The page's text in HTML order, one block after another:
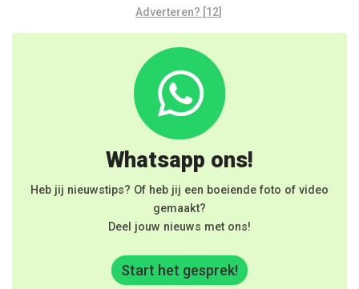
Adverteren? [12]
Whatsapp ons!
Heb jij nieuwstips? Of heb jij een boeiende foto of video
gemaakt?
Deel jouw nieuws met ons!
Start het gesprek!